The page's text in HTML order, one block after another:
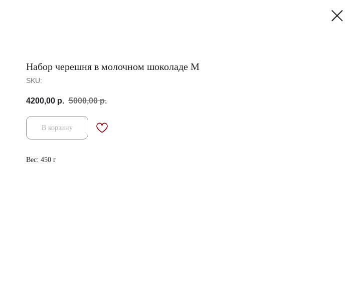
Набор черешня в молочном шоколаде M
SKU:
4200,00 р. 5000,00 р.
В корзину
Вес: 450 г